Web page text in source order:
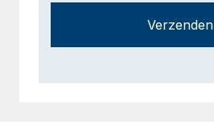
Verzenden